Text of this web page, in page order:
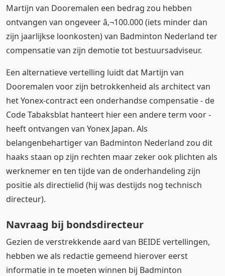
Martijn van Dooremalen een bedrag zou hebben
ontvangen van ongeveer â‚¬100.000 (iets minder dan
zijn jaarlijkse loonkosten) van Badminton Nederland ter
compensatie van zijn demotie tot bestuursadviseur.
Een alternatieve vertelling luidt dat Martijn van
Dooremalen voor zijn betrokkenheid als architect van
het Yonex-contract een onderhandse compensatie - de
Code Tabaksblat hanteert hier een andere term voor -
heeft ontvangen van Yonex Japan. Als
belangenbehartiger van Badminton Nederland zou dit
haaks staan op zijn rechten maar zeker ook plichten als
werknemer en ten tijde van de onderhandeling zijn
positie als directielid (hij was destijds nog technisch
directeur).
Navraag bij bondsdirecteur
Gezien de verstrekkende aard van BEIDE vertellingen,
hebben we als redactie gemeend hierover eerst
informatie in te moeten winnen bij Badminton